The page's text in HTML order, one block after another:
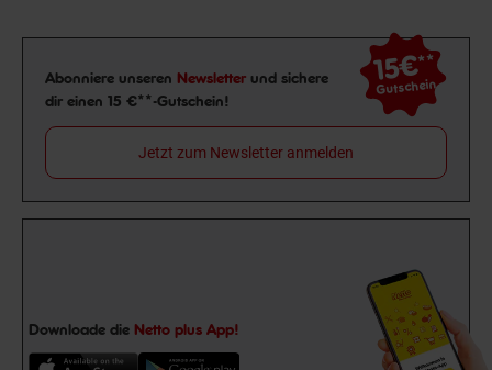
Newsletter Anmeldung
Abonniere unseren Newsletter und sichere
dir einen 15 €**-Gutschein!
15€**
Gutschein
Jetzt zum Newsletter anmelden
Downloade die Netto plus App!